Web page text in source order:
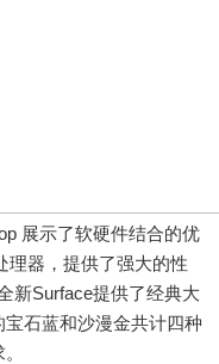
展示了软硬件结合的优
理器，提供了强大的性
新Surface提供了经典大
石蓝和沙漫金共计四种